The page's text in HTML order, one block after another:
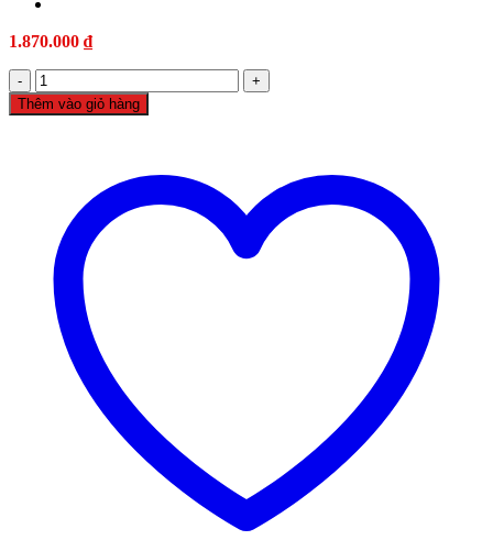
1.870.000 ₫
Tháp
Xá
Lợi
lượng
Thêm vào giỏ hàng